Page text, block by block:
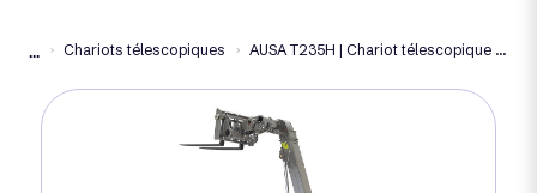
... Chariots télescopiques AUSA T235H | Chariot télescopique diesel 5 m